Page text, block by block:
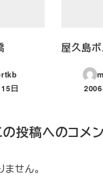
日
屋久島
投稿
の投稿へのコメ
ません。